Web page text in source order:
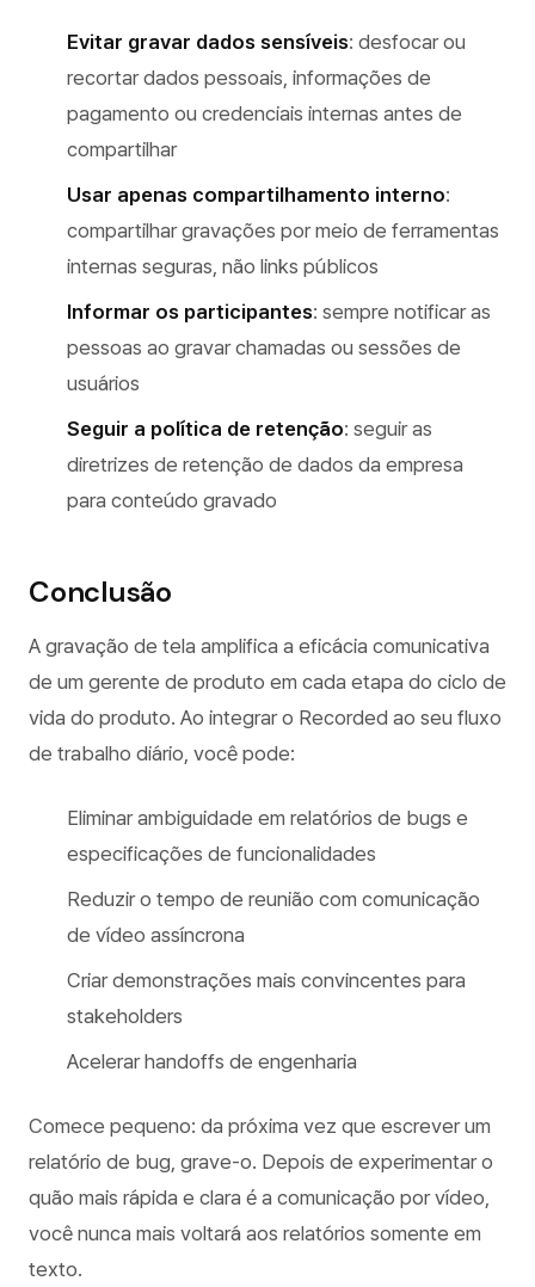
Evitar gravar dados sensíveis: desfocar ou
recortar dados pessoais, informações de
pagamento ou credenciais internas antes de
compartilhar
Usar apenas compartilhamento interno:
compartilhar gravações por meio de ferramentas
internas seguras, não links públicos
Informar os participantes: sempre notificar as
pessoas ao gravar chamadas ou sessões de
usuários
Seguir a política de retenção: seguir as
diretrizes de retenção de dados da empresa
para conteúdo gravado
Conclusão
A gravação de tela amplifica a eficácia comunicativa
de um gerente de produto em cada etapa do ciclo de
vida do produto. Ao integrar o Recorded ao seu fluxo
de trabalho diário, você pode:
Eliminar ambiguidade em relatórios de bugs e
especificações de funcionalidades
Reduzir o tempo de reunião com comunicação
de vídeo assíncrona
Criar demonstrações mais convincentes para
stakeholders
Acelerar handoffs de engenharia
Comece pequeno: da próxima vez que escrever um
relatório de bug, grave-o. Depois de experimentar o
quão mais rápida e clara é a comunicação por vídeo,
você nunca mais voltará aos relatórios somente em
texto.